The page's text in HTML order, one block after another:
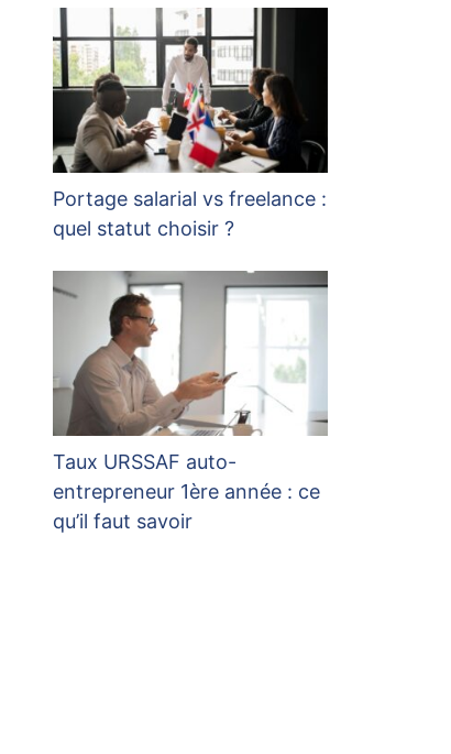
Portage salarial vs freelance :
quel statut choisir ?
Taux URSSAF auto-
entrepreneur 1ère année : ce
qu’il faut savoir